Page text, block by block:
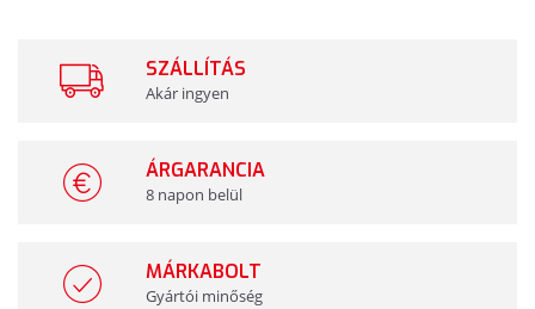
SZÁLLÍTÁS
Akár ingyen
ÁRGARANCIA
8 napon belül
MÁRKABOLT
Gyártói minőség